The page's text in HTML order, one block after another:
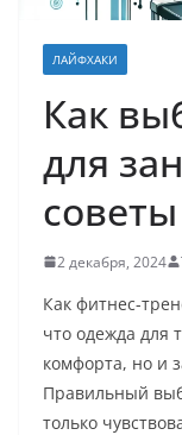
ЛАЙФХАКИ
Как
для
2 декабря, 2024
Как фитнес-
что одежда для
комфорта, но и
Правильный
только